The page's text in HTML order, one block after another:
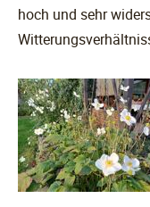
hoch und sehr